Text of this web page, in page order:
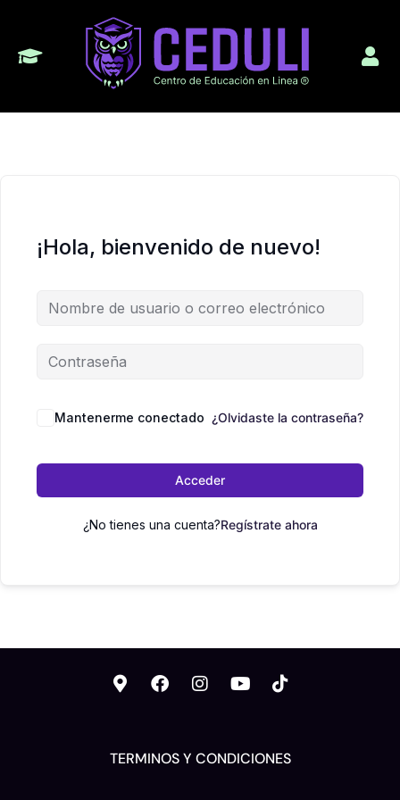
¡Hola, bienvenido de nuevo!
Mantenerme conectado ¿Olvidaste la contraseña?
Acceder
¿No tienes una cuenta?Regístrate ahora
TERMINOS Y CONDICIONES